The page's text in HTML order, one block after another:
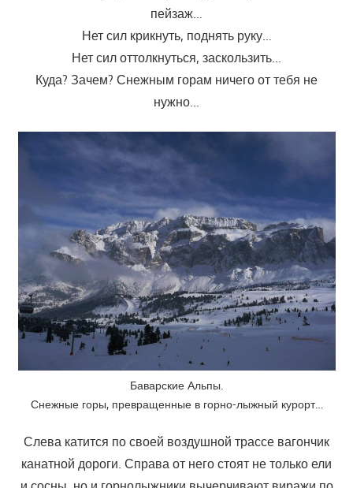
пейзаж…
Нет сил крикнуть, поднять руку…
Нет сил оттолкнуться, заскользить…
Куда? Зачем? Снежным горам ничего от тебя не
нужно…
Баварские Альпы.
Снежные горы, превращенные в горно-лыжный курорт…
Слева катится по своей воздушной трассе вагончик
канатной дороги. Справа от него стоят не только ели